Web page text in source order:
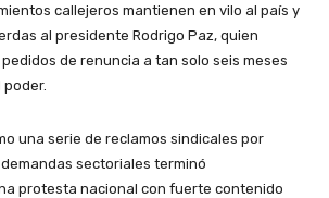
callejeros mantienen en vilo al país y
al presidente Rodrigo Paz, quien
de renuncia a tan solo seis meses
una serie de reclamos sindicales por
sectoriales terminó
protesta nacional con fuerte contenido